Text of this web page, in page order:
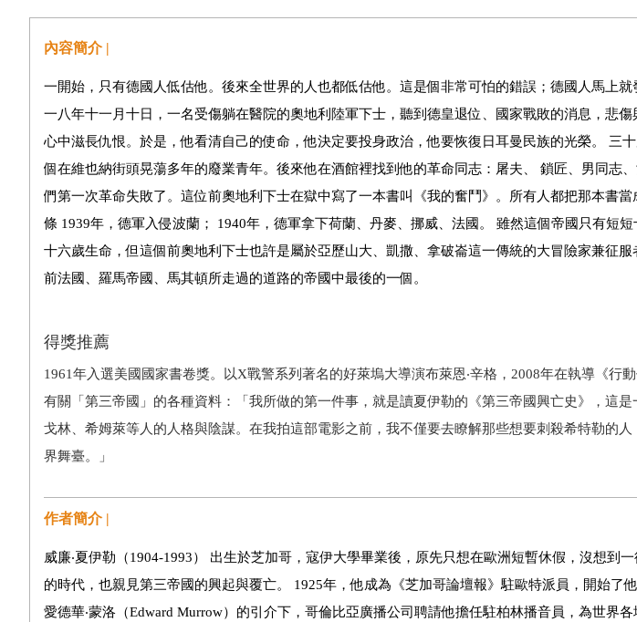
內容簡介 |
一開始，只有德國人低估他。後來全世界的人也都低估他。這是個非常可怕的錯誤；德國人馬上
一八年十一月十日，一名受傷躺在醫院的奧地利陸軍下士，聽到德皇退位、國家戰敗的消息，悲傷
心中滋長仇恨。於是，他看清自己的使命，他決定要投身政治，他要恢復日耳曼民族的光榮。 三
個在維也納街頭晃蕩多年的廢業青年。後來他在酒館裡找到他的革命同志：屠夫、 鎖匠、男同志
們第一次革命失敗了。這位前奧地利下士在獄中寫了一本書叫《我的奮鬥》。所有人都把那本書
條 1939年，德軍入侵波蘭； 1940年，德軍拿下荷蘭、丹麥、挪威、法國。 雖然這個帝國只有短
十六歲生命，但這個前奧地利下士也許是屬於亞歷山大、凱撒、拿破崙這一傳統的大冒險家兼征
前法國、羅馬帝國、馬其頓所走過的道路的帝國中最後的一個。
得獎推薦
1961年入選美國國家書卷獎。以X戰警系列著名的好萊塢大導演布萊恩‧辛格，2008年在執導《行
有關「第三帝國」的各種資料：「我所做的第一件事，就是讀夏伊勒的《第三帝國興亡史》，這是
戈林、希姆萊等人的人格與陰謀。在我拍這部電影之前，我不僅要去瞭解那些想要刺殺希特勒的
界舞臺。」
作者簡介 |
威廉‧夏伊勒（1904-1993） 出生於芝加哥，寇伊大學畢業後，原先只想在歐洲短暫休假，沒想到
的時代，也親見第三帝國的興起與覆亡。 1925年，他成為《芝加哥論壇報》駐歐特派員，開始了
愛德華‧蒙洛（Edward Murrow）的引介下，哥倫比亞廣播公司聘請他擔任駐柏林播音員，為世界